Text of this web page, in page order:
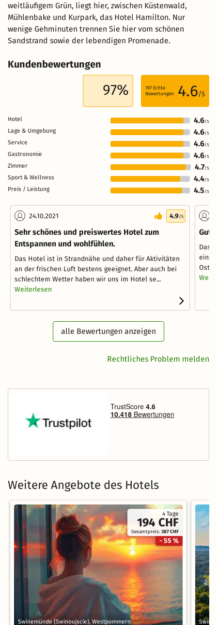
weitläufigem Grün, liegt hier, zwischen Küstenwald,
Mühlenbake und Kurpark, das Hotel Hamilton. Nur
wenige Gehminuten trennen Sie hier vom schönen
Sandstrand sowie der lebendigen Promenade.
Kundenbewertungen
97% 197 Echte
Bewertungen
4.6/5
Hotel 4.6/5
Lage & Umgebung 4.6/5
Service 4.6/5
Gastronomie 4.6/5
Zimmer 4.7/5
Sport & Wellness 4.4/5
Preis / Leistung 4.5 /5
24.10.2021 4.9/5
Sehr schönes und preiswertes Hotel zum
Entspannen und wohlfühlen.
Das Hotel ist in Strandnähe und daher für Aktivitäten
an der frischen Luft bestens geeignet. Aber auch bei
schlechtem Wetter haben wir uns im Hotel se...
Weiterlesen
Gut
Das
alle Bewertungen anzeigen
Rechtliches Problem melden
Weitere Angebote des Hotels
4 Tage
194 CHF
Gesamtpreis:387 CHF
- 55 %
Swinemünde (Swinoujscie), Westpommern